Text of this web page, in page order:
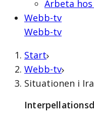
Arbeta hos
Webb-tv
Webb-tv
Start
Webb-tv
Situationen i